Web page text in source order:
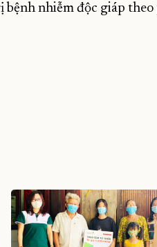
nhiễm độc giáp theo